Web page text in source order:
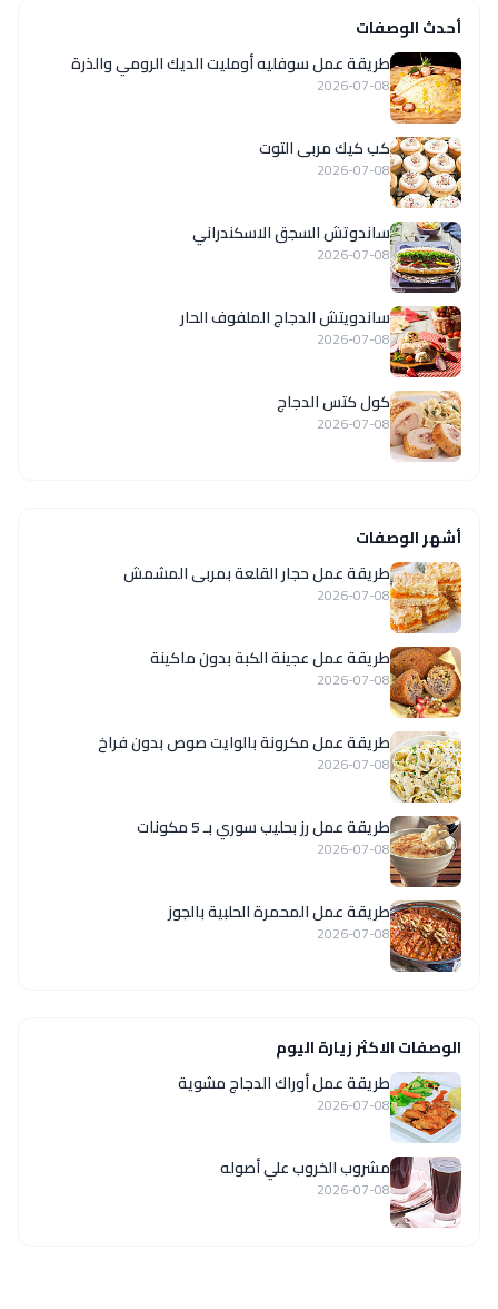
أحدث الوصفات
طريقة عمل سوفليه أومليت الديك الرومي والذرة
2026-07-08
كب كيك مربى التوت
2026-07-08
ساندوتش السجق الاسكندراني
2026-07-08
ساندويتش الدجاج الملفوف الحار
2026-07-08
كول كتس الدجاج
2026-07-08
أشهر الوصفات
طريقة عمل حجار القلعة بمربى المشمش
2026-07-08
طريقة عمل عجينة الكبة بدون ماكينة
2026-07-08
طريقة عمل مكرونة بالوايت صوص بدون فراخ
2026-07-08
طريقة عمل رز بحليب سوري بـ 5 مكونات
2026-07-08
طريقة عمل المحمرة الحلبية بالجوز
2026-07-08
الوصفات الاكثر زيارة اليوم
طريقة عمل أوراك الدجاج مشوية
2026-07-08
مشروب الخروب علي أصوله
2026-07-08